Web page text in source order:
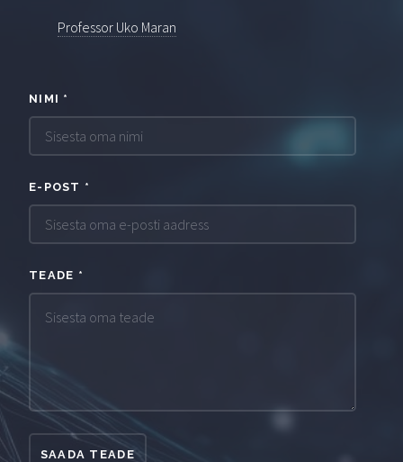
Professor Uko Maran
NIMI *
E-POST *
TEADE *
SAADA TEADE